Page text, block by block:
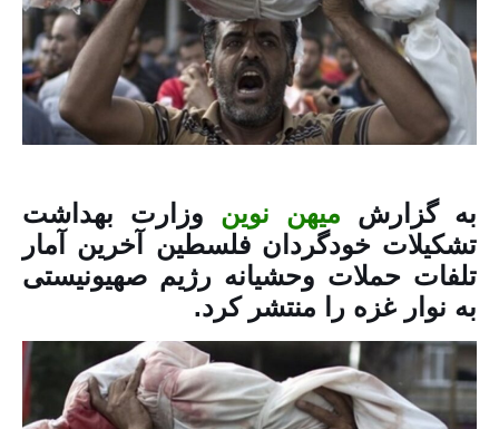
به گزارش میهن نوین وزارت بهداشت
تشکیلات خودگردان فلسطین آخرین آمار
تلفات حملات وحشیانه رژیم صهیونیستی
به نوار غزه را منتشر کرد.